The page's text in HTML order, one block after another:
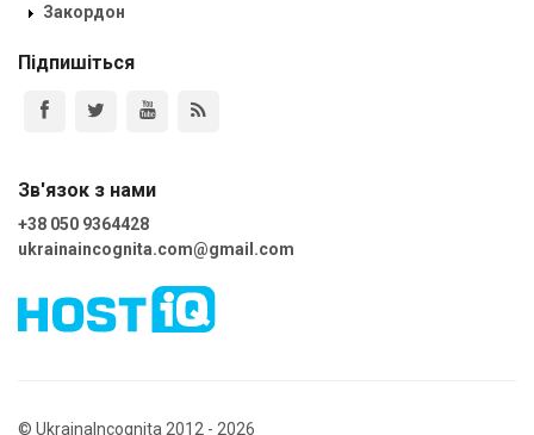
Закордон
Підпишіться
Зв'язок з нами
+38 050 9364428
ukrainaincognita.com@gmail.com
© UkrainaIncognita 2012 - 2026